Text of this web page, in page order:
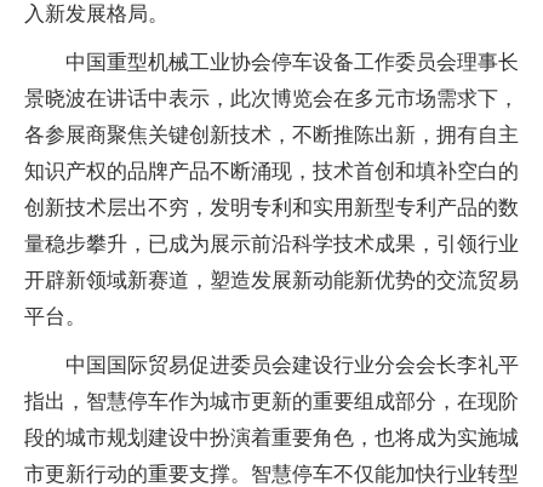
入新发展格局。
中国重型机械工业协会停车设备工作委员会理事长
景晓波在讲话中表示，此次博览会在多元市场需求下，
各参展商聚焦关键创新技术，不断推陈出新，拥有自主
知识产权的品牌产品不断涌现，技术首创和填补空白的
创新技术层出不穷，发明专利和实用新型专利产品的数
量稳步攀升，已成为展示前沿科学技术成果，引领行业
开辟新领域新赛道，塑造发展新动能新优势的交流贸易
平台。
中国国际贸易促进委员会建设行业分会会长李礼平
指出，智慧停车作为城市更新的重要组成部分，在现阶
段的城市规划建设中扮演着重要角色，也将成为实施城
市更新行动的重要支撑。智慧停车不仅能加快行业转型